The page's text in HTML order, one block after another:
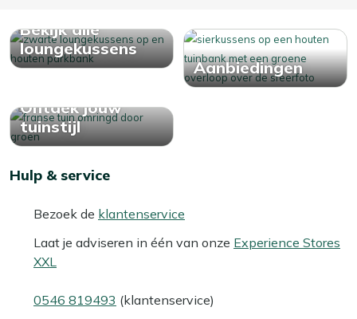
Bekijk alle
loungekussens
Aanbiedingen
Ontdek jouw
tuinstijl
Hulp & service
Bezoek de klantenservice
Laat je adviseren in één van onze Experience Stores
XXL
0546 819493 (klantenservice)